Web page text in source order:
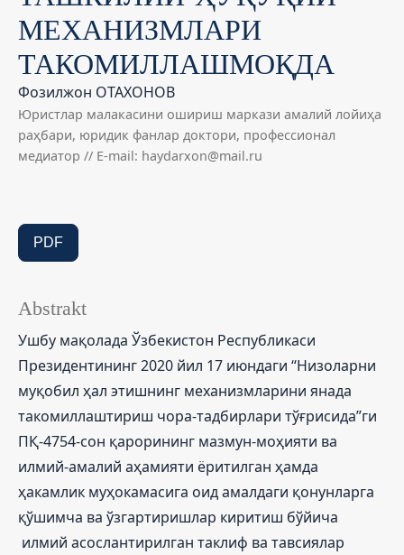
МЕХАНИЗМЛАРИ
ТАКОМИЛЛАШМОҚДА
Фозилжон ОТАХОНОВ
Юристлар малакасини ошириш маркази амалий лойиҳа
раҳбари, юридик фанлар доктори, профессионал
медиатор // E-mail: haydarxon@mail.ru
PDF
Abstrakt
Ушбу мақолада Ўзбекистон Республикаси
Президентининг 2020 йил 17 июндаги “Низоларни
муқобил ҳал этишнинг механизмларини янада
такомиллаштириш чора-тадбирлари тўғрисида”ги
ПҚ-4754-сон қарорининг мазмун-моҳияти ва
илмий-амалий аҳамияти ёритилган ҳамда
ҳакамлик муҳокамасига оид амалдаги қонунларга
қўшимча ва ўзгартиришлар киритиш бўйича
илмий асослантирилган таклиф ва тавсиялар